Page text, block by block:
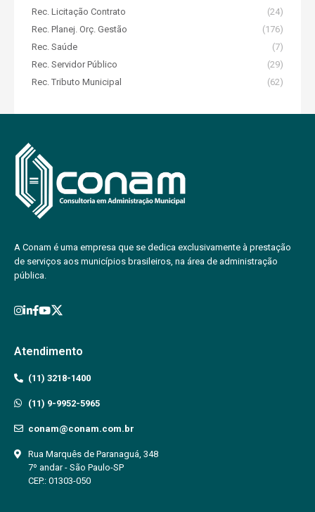
Rec. Licitação Contrato
(24)
Rec. Planej. Orç. Gestão
(176)
Rec. Saúde
(7)
Rec. Servidor Público
(29)
Rec. Tributo Municipal
(62)
A Conam é uma empresa que se dedica exclusivamente à prestação
de serviços aos municípios brasileiros, na área de administração
pública.
Atendimento
(11) 3218-1400
(11) 9-9952-5965
conam@conam.com.br
Rua Marquês de Paranaguá, 348
7º andar - São Paulo-SP
CEP.: 01303-050